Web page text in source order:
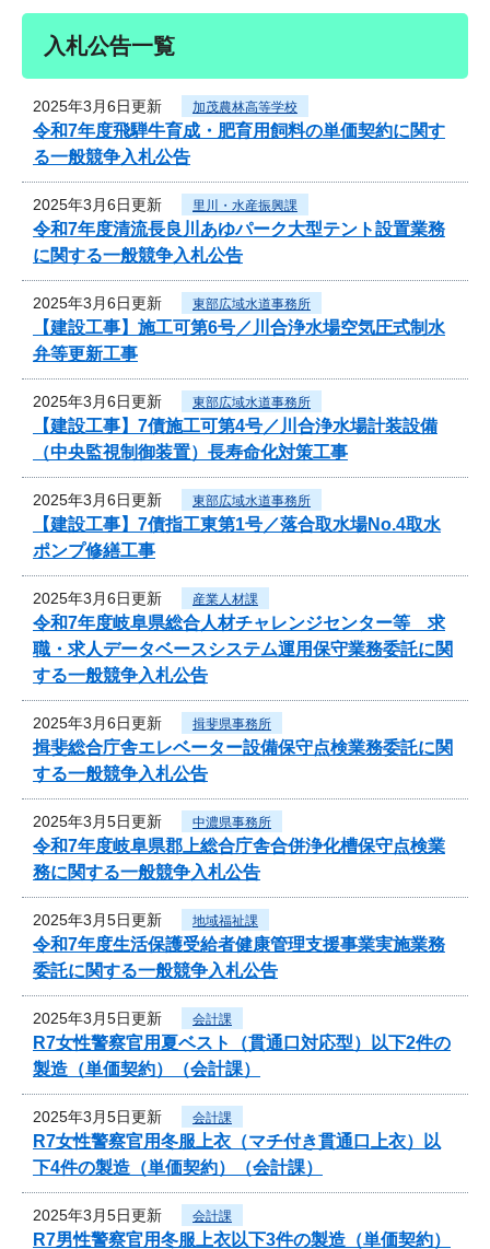
入札公告一覧
2025年3月6日更新 加茂農林高等学校
令和7年度飛騨牛育成・肥育用飼料の単価契約に関す
る一般競争入札公告
2025年3月6日更新 里川・水産振興課
令和7年度清流長良川あゆパーク大型テント設置業務
に関する一般競争入札公告
2025年3月6日更新 東部広域水道事務所
【建設工事】施工可第6号／川合浄水場空気圧式制水
弁等更新工事
2025年3月6日更新 東部広域水道事務所
【建設工事】7債施工可第4号／川合浄水場計装設備
（中央監視制御装置）長寿命化対策工事
2025年3月6日更新 東部広域水道事務所
【建設工事】7債指工東第1号／落合取水場No.4取水
ポンプ修繕工事
2025年3月6日更新 産業人材課
令和7年度岐阜県総合人材チャレンジセンター等 求
職・求人データベースシステム運用保守業務委託に関
する一般競争入札公告
2025年3月6日更新 揖斐県事務所
揖斐総合庁舎エレベーター設備保守点検業務委託に関
する一般競争入札公告
2025年3月5日更新 中濃県事務所
令和7年度岐阜県郡上総合庁舎合併浄化槽保守点検業
務に関する一般競争入札公告
2025年3月5日更新 地域福祉課
令和7年度生活保護受給者健康管理支援事業実施業務
委託に関する一般競争入札公告
2025年3月5日更新 会計課
R7女性警察官用夏ベスト（貫通口対応型）以下2件の
製造（単価契約）（会計課）
2025年3月5日更新 会計課
R7女性警察官用冬服上衣（マチ付き貫通口上衣）以
下4件の製造（単価契約）（会計課）
2025年3月5日更新 会計課
R7男性警察官用冬服上衣以下3件の製造（単価契約）